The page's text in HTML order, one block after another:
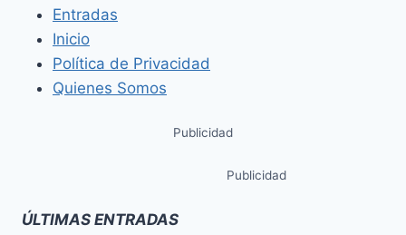
Entradas
Inicio
Política de Privacidad
Quienes Somos
Publicidad
Publicidad
ÚLTIMAS ENTRADAS